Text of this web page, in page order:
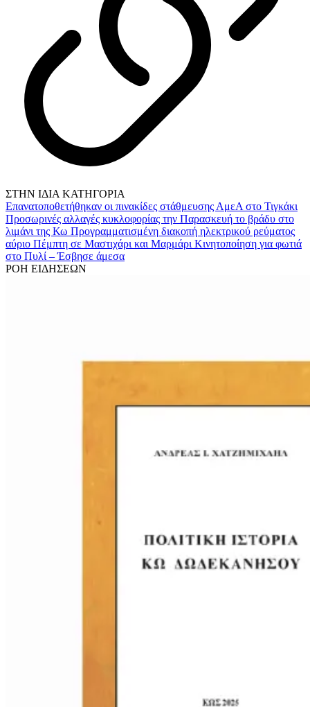
ΣΤΗΝ ΙΔΙΑ ΚΑΤΗΓΟΡΙΑ
Επανατοποθετήθηκαν οι πινακίδες στάθμευσης ΑμεΑ στο Τιγκάκι
Προσωρινές αλλαγές κυκλοφορίας την Παρασκευή το βράδυ στο
λιμάνι της Κω Προγραμματισμένη διακοπή ηλεκτρικού ρεύματος
αύριο Πέμπτη σε Μαστιχάρι και Μαρμάρι Κινητοποίηση για φωτιά
στo Πυλί – Έσβησε άμεσα
ΡΟΗ ΕΙΔΗΣΕΩΝ